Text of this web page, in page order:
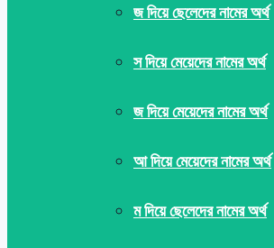
জ দিয়ে ছেলেদের নামের অর্থ
স দিয়ে মেয়েদের নামের অর্থ
জ দিয়ে মেয়েদের নামের অর্থ
আ দিয়ে মেয়েদের নামের অর্থ
ম দিয়ে ছেলেদের নামের অর্থ